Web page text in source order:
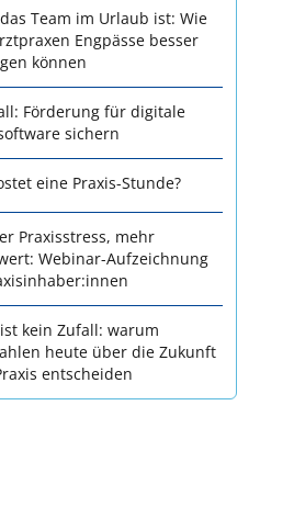
Team im Urlaub ist: Wie
Engpässe besser
können
Förderung für digitale
sichern
eine Praxis-Stunde?
Praxisstress, mehr
Webinar-Aufzeichnung
kein Zufall: warum
heute über die Zukunft
entscheiden